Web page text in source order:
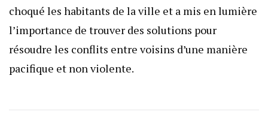
choqué les habitants de la ville et a mis en lumière
l’importance de trouver des solutions pour
résoudre les conflits entre voisins d’une manière
pacifique et non violente.